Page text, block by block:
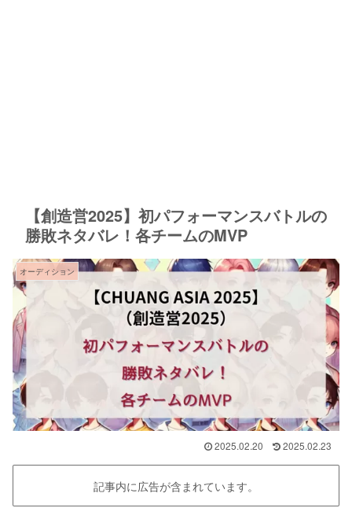
【創造営2025】初パフォーマンスバトルの
勝敗ネタバレ！各チームのMVP
オーディション
2025.02.20 2025.02.23
記事内に広告が含まれています。